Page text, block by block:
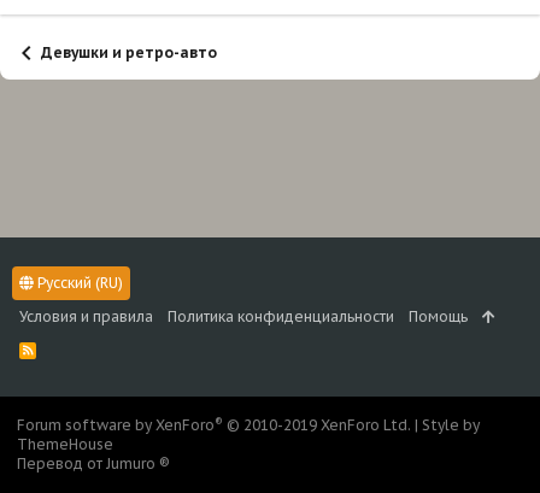
Девушки и ретро-авто
Русский (RU)
Условия и правила
Политика конфиденциальности Помощь
R
S
Forum software by XenForo® © 2010-2019 XenForo Ltd. | Style by
ThemeHouse
Перевод от Jumuro ®